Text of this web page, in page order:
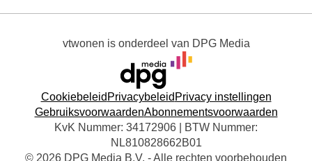
vtwonen is onderdeel van DPG Media
Cookiebeleid Privacybeleid Privacy instellingen
GebruiksvoorwaardenAbonnementsvoorwaarden
KvK Nummer: 34172906 | BTW Nummer:
NL810828662B01
© 2026 DPG Media B.V. - Alle rechten voorbehouden